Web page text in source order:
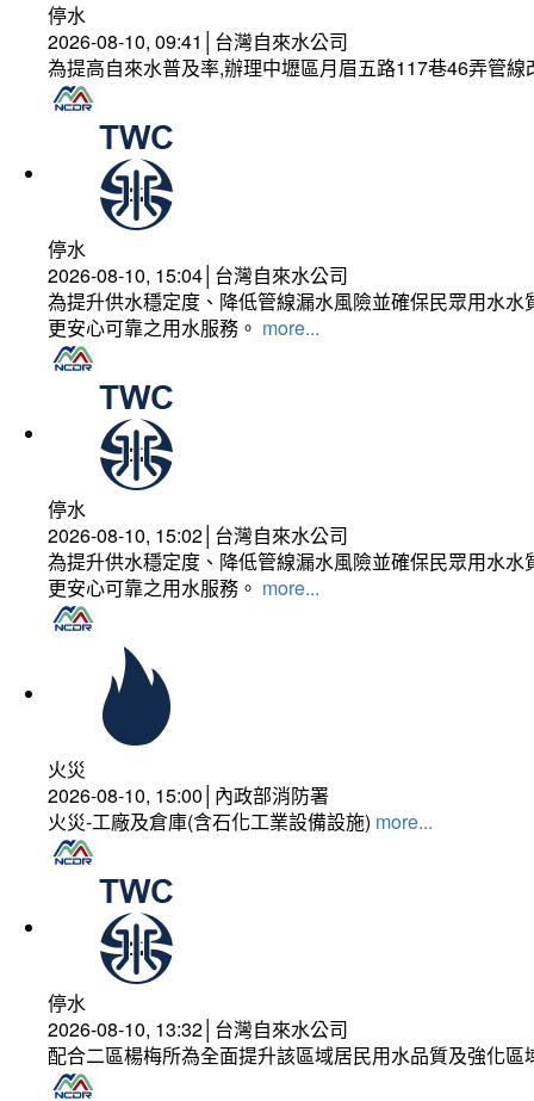
停水
2026-08-10, 09:41│台灣自來水公司
為提高自來水普及率,辦理中壢區月眉五路117巷46弄管
停水
2026-08-10, 15:04│台灣自來水公司
為提升供水穩定度、降低管線漏水風險並確保民眾用水
更安心可靠之用水服務。 more...
停水
2026-08-10, 15:02│台灣自來水公司
為提升供水穩定度、降低管線漏水風險並確保民眾用水
更安心可靠之用水服務。 more...
火災
2026-08-10, 15:00│內政部消防署
火災-工廠及倉庫(含石化工業設備設施) more...
停水
2026-08-10, 13:32│台灣自來水公司
配合二區楊梅所為全面提升該區域居民用水品質及強化